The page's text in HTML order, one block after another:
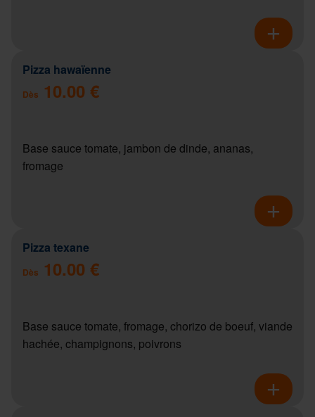
Pizza hawaïenne
Dès 10.00 €
Base sauce tomate, jambon de dinde, ananas,
fromage
Pizza texane
Dès 10.00 €
Base sauce tomate, fromage, chorizo de boeuf, viande
hachée, champignons, poivrons